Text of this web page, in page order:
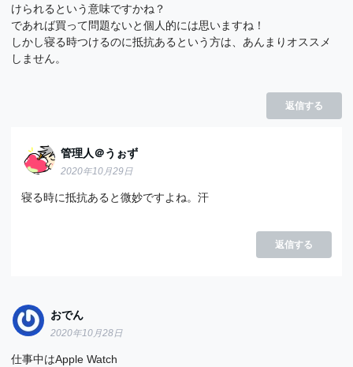
けられるという意味ですかね？
であれば買って問題ないと個人的には思いますね！
しかし寝る時つけるのに抵抗あるという方は、あんまりオススメ
しません。
返信する
管理人＠うぉず
2020年10月29日
寝る時に抵抗あると微妙ですよね。汗
返信する
おでん
2020年10月28日
仕事中はApple Watch